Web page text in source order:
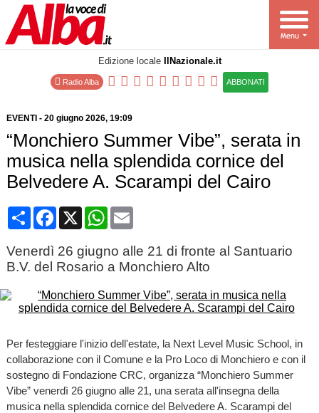
Edizione locale IlNazionale.it
Radio Alba ABBONATI
EVENTI - 20 giugno 2026, 19:09
“Monchiero Summer Vibe”, serata in
musica nella splendida cornice del
Belvedere A. Scarampi del Cairo
CondividiFacebook
X WhatsApp
Email
Venerdì 26 giugno alle 21 di fronte al Santuario
B.V. del Rosario a Monchiero Alto
Per festeggiare l'inizio dell'estate, la Next Level Music School, in
collaborazione con il Comune e la Pro Loco di Monchiero e con il
sostegno di Fondazione CRC, organizza “Monchiero Summer
Vibe” venerdì 26 giugno alle 21, una serata all'insegna della
musica nella splendida cornice del Belvedere A. Scarampi del